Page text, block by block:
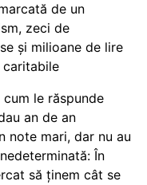
de un
zeci de
și milioane de lire
caritabile
le răspunde
an de an
note mari, dar nu au
În
să ținem cât se